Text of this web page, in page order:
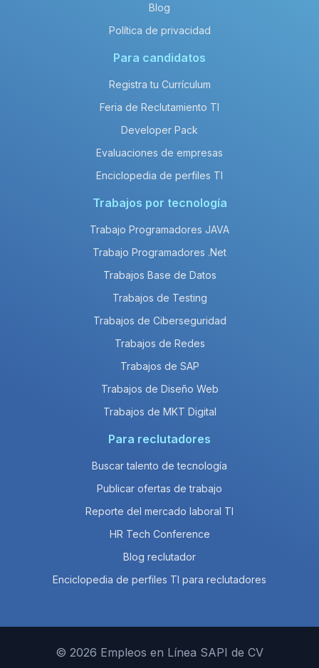
Blog
Política de privacidad
Para candidatos
Registra tu Currículum
Feria de Reclutamiento TI
Developer Pack
Evaluaciones de empresas
Enciclopedia de perfiles TI
Trabajos por tecnología
Trabajo Programadores JAVA
Trabajo Programadores .Net
Trabajos Base de Datos
Trabajos de Testing
Trabajos de Ciberseguridad
Trabajos de Redes
Trabajos de SAP
Trabajos de Diseño Web
Trabajos de MKT Digital
Para reclutadores
Buscar talento de tecnología
Publicar ofertas de trabajo
Reporte del mercado laboral TI
HR Tech Conference
Blog reclutador
Enciclopedia de perfiles TI para reclutadores
© 2026 Empleos en Línea SAPI de CV